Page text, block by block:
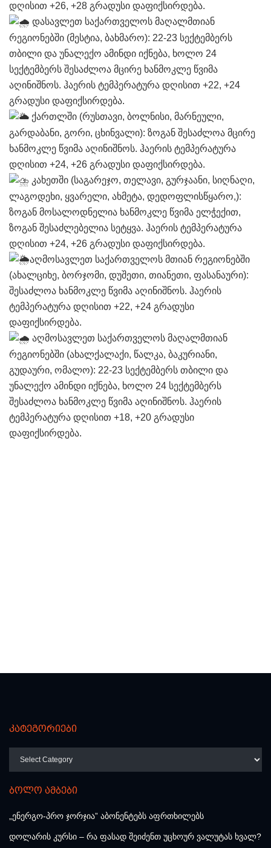
დღისით +26, +28 გრადუსი დაფიქსირდება.
დასავლეთ საქართველოს მაღალმთიან
რეგიონებში (მესტია, ბახმარო): 22-23 სექტემბერს
თბილი და უნალექო ამინდი იქნება, ხოლო 24
სექტემბერს შესაძლოა მცირე ხანმოკლე წვიმა
აღინიშნოს. ჰაერის ტემპერატურა დღისით +22, +24
გრადუსი დაფიქსირდება.
ქართლში (რუსთავი, ბოლნისი, მარნეული,
გარდაბანი, გორი, ცხინვალი): ზოგან შესაძლოა მცირე
ხანმოკლე წვიმა აღინიშნოს. ჰაერის ტემპერატურა
დღისით +24, +26 გრადუსი დაფიქსირდება.
კახეთში (საგარეჯო, თელავი, გურჯაანი, სიღნაღი,
ლაგოდეხი, ყვარელი, ახმეტა, დედოფლისწყარო,):
ზოგან მოსალოდნელია ხანმოკლე წვიმა ელჭექით,
ზოგან შესაძლებელია სეტყვა. ჰაერის ტემპერატურა
დღისით +24, +26 გრადუსი დაფიქსირდება.
აღმოსავლეთ საქართველოს მთიან რეგიონებში
(ახალციხე, ბორჯომი, დუშეთი, თიანეთი, ფასანაური):
შესაძლოა ხანმოკლე წვიმა აღინიშნოს. ჰაერის
ტემპერატურა დღისით +22, +24 გრადუსი
დაფიქსირდება.
აღმოსავლეთ საქართველოს მაღალმთიან
რეგიონებში (ახალქალაქი, წალკა, ბაკურიანი,
გუდაური, ომალო): 22-23 სექტემბერს თბილი და
უნალექო ამინდი იქნება, ხოლო 24 სექტემბერს
შესაძლოა ხანმოკლე წვიმა აღინიშნოს. ჰაერის
ტემპერატურა დღისით +18, +20 გრადუსი
დაფიქსირდება.
კატეგორიები
ბოლო ამბები
„ენერგო-პრო ჯორჯია” აბონენტებს აფრთხილებს
დოლარის კურსი – რა ფასად შეიძენთ უცხოურ ვალუტას ხვალ?